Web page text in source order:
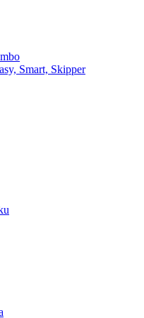
Smart, Skipper